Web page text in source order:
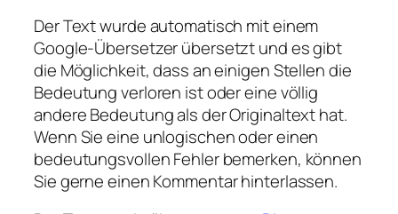
Der Text wurde automatisch mit einem
Google-Übersetzer übersetzt und es gibt
die Möglichkeit, dass an einigen Stellen die
Bedeutung verloren ist oder eine völlig
andere Bedeutung als der Originaltext hat.
Wenn Sie eine unlogischen oder einen
bedeutungsvollen Fehler bemerken, können
Sie gerne einen Kommentar hinterlassen.